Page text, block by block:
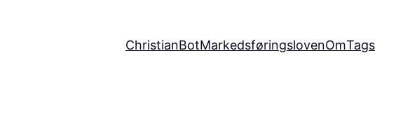
ChristianBotMarkedsføringslovenOmTags